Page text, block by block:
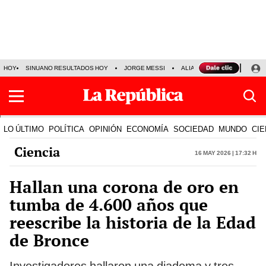
HOY SINUANO RESULTADOS HOY JORGE MESSI ALIANZA LIMA VS SPORT
LO ÚLTIMO POLÍTICA OPINIÓN ECONOMÍA SOCIEDAD MUNDO
Ciencia 16 May 2026 | 17:32 h
Hallan una corona de oro en
tumba de 4.600 años que
reescribe la historia de la Edad
de Bronce